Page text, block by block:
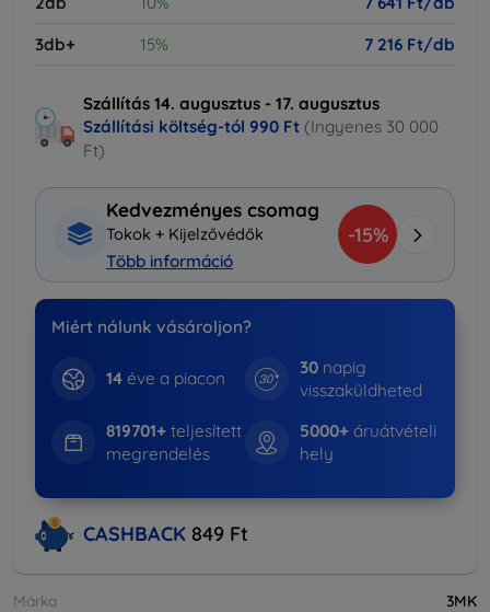
3db+
15% 7 216 Ft/db
Szállítás 14. augusztus - 17. augusztus
Szállítási költség-tól 990 Ft (Ingyenes 30 000
Ft)
Kedvezményes csomag
Tokok + Kijelzővédők
Több információ
-15%
Miért nálunk vásároljon?
14éve a piacon
30 napig
visszaküldheted
819701+teljesített
megrendelés
5000+ áruátvételi
hely
CASHBACK 849 Ft
Márka
3MK